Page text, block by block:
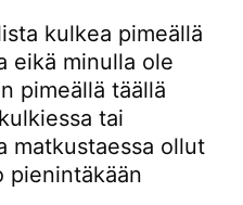
kulkea pimeällä
eikä minulla ole
pimeällä täällä
tai
matkustaessa ollut
pienintäkään